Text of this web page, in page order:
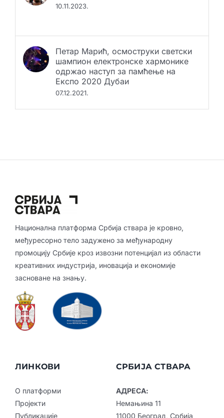
10.11.2023.
Петар Марић, осмоструки светски
шампион електронске хармонике
одржао наступ за памћење на
Експо 2020 Дубаи
07.12.2021.
Национална платформа Србија ствара је кровно,
међуресорно тело задужено за међународну
промоцију Србије кроз извозни потенцијал из области
креативних индустрија, иновација и економије
засноване на знању.
ЛИНКОВИ
О платформи
Пројекти
Публикације
СРБИЈА СТВАРА
АДРЕСА:
Немањина 11
11000 Београд, Србија